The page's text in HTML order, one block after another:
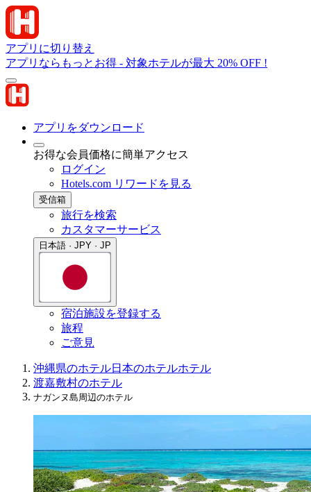
アプリに切り替え
アプリならもっとお得 - 対象ホテルが最大 20% OFF !
アプリをダウンロード
お得な会員価格に簡単アクセス
ログイン
Hotels.com リワードを見る
受信箱
旅行を検索
カスタマーサービス
日本語 · JPY · JP
宿泊施設を登録する
旅程
ご意見
沖縄県のホテル日本のホテルホテル
渡嘉敷村のホテル
ナガンヌ島周辺のホテル